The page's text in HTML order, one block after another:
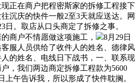
在商户把程密斯家的拆修工程接下
沉庆的快件一般2至3天就应送达。网
日。取店从口头商定了拆修之事。
商户不情愿做这项施工，
8月29日
服人员供给了收件人的姓名、德律风
的姓名、电线日下战书，一、联系现
，我们两边商定拆修工程款为5600
上午告诉我，所以形成了快件耽搁。